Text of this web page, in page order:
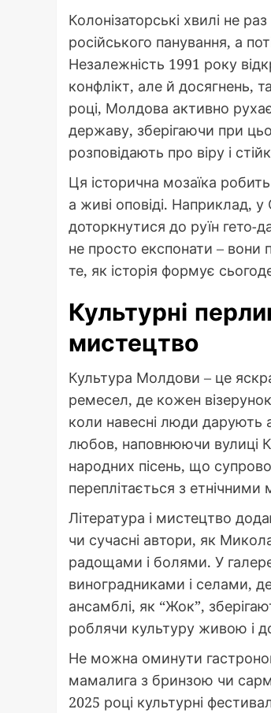
Колонізаторські хвилі не
російського панування, а
Незалежність 1991 року
конфлікт, але й досягнень,
році, Молдова активно
державу, зберігаючи при
розповідають про віру і
Ця історична мозаїка
а живі оповіді. Наприклад,
доторкнутися до руїн гето-
не просто експонати –
те, як історія формує
Культурні
мистецтво
Культура Молдови – це
ремесел, де кожен
коли навесні люди дарують
любов, наповнюючи вулиці
народних пісень, що
переплітається з
Література і мистецтво
чи сучасні автори, як
радощами і болями. У
виноградниками і селами,
ансамблі, як “Жок”,
роблячи культуру живою і
Не можна оминути
мамалига з бринзою чи
2025 році культурні